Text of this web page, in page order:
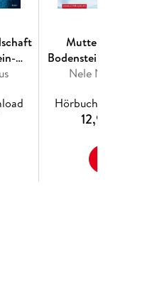
Muttertag (Ein
Bodenstein-Kirchhoff-
Krimi 9)
Nele Neuhaus
Hörbuch Download
12,95 €